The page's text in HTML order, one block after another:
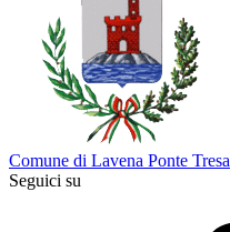
Comune di Lavena Ponte Tresa
Seguici su